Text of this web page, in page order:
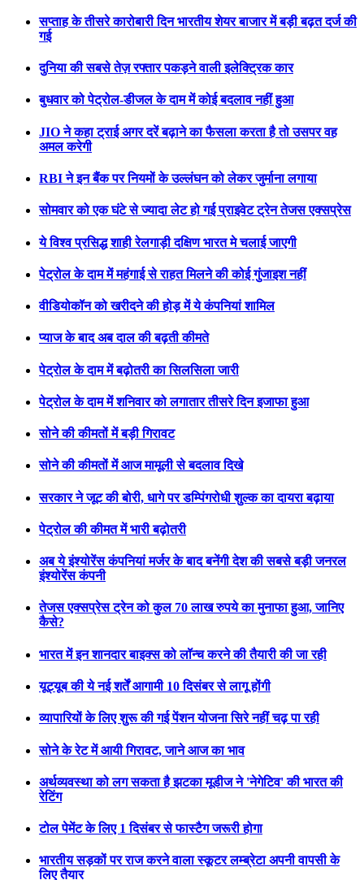
सप्ताह के तीसरे कारोबारी दिन भारतीय शेयर बाजार में बड़ी बढ़त दर्ज की
गई
दुनिया की सबसे तेज़ रफ्तार पकड़ने वाली इलेक्ट्रिक कार
बुधवार को पेट्रोल-डीजल के दाम में कोई बदलाव नहीं हुआ
JIO ने कहा ट्राई अगर दरें बढ़ाने का फैसला करता है तो उसपर वह
अमल करेगी
RBI ने इन बैंक पर नियमों के उल्लंघन को लेकर जुर्माना लगाया
सोमवार को एक घंटे से ज्यादा लेट हो गई प्राइवेट ट्रेन तेजस एक्सप्रेस
ये विश्व प्रसिद्ध शाही रेलगाड़ी दक्षिण भारत मे चलाई जाएगी
पेट्रोल के दाम में महंगाई से राहत मिलने की कोई गुंजाइश नहीं
वीडियोकॉन को खरीदने की होड़ में ये कंपनियां शामिल
प्याज के बाद अब दाल की बढ़ती कीमते
पेट्रोल के दाम में बढ़ोतरी का सिलसिला जारी
पेट्रोल के दाम में शनिवार को लगातार तीसरे दिन इजाफा हुआ
सोने की कीमतों में बड़ी गिरावट
सोने की कीमतों में आज मामूली से बदलाव दिखे
सरकार ने जूट की बोरी, धागे पर डम्पिंगरोधी शुल्क का दायरा बढ़ाया
पेट्रोल की कीमत में भारी बढ़ोतरी
अब ये इंश्योरेंस कंपनियां मर्जर के बाद बनेंगी देश की सबसे बड़ी जनरल
इंश्योरेंस कंपनी
तेजस एक्सप्रेस ट्रेन को कुल 70 लाख रुपये का मुनाफा हुआ, जानिए
कैसे?
भारत में इन शानदार बाइक्स को लॉन्च करने की तैयारी की जा रही
यूट्यूब की ये नई शर्तें आगामी 10 दिसंबर से लागू होंगी
व्यापारियों के लिए शुरू की गई पेंशन योजना सिरे नहीं चढ़ पा रही
सोने के रेट में आयी गिरावट, जाने आज का भाव
अर्थव्यवस्था को लग सकता है झटका मूडीज ने 'नेगेटिव' की भारत की
रेटिंग
टोल पेमेंट के लिए 1 दिसंबर से फास्टैग जरूरी होगा
भारतीय सड़कों पर राज करने वाला स्कूटर लम्ब्रेटा अपनी वापसी के
लिए तैयार